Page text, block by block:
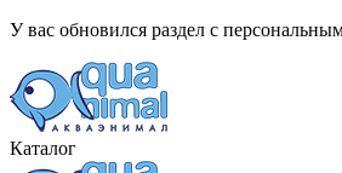
У вас обновился раздел с
Каталог